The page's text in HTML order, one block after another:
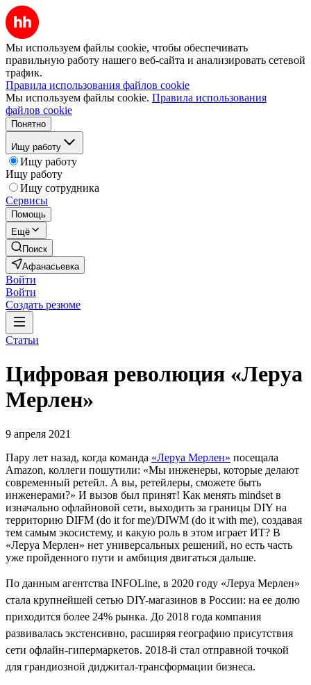
Мы используем файлы cookie, чтобы обеспечивать
правильную работу нашего веб-сайта и анализировать сетевой
трафик.
Правила использования файлов cookie
Мы используем файлы cookie. Правила использования
файлов cookie
Понятно
Ищу работу
Ищу работу
Ищу работу
Ищу сотрудника
Сервисы
Помощь
Ещё
Поиск
Афанасьевка
Войти
Войти
Создать резюме
Статьи
Цифровая революция «Леруа
Мерлен»
9 апреля 2021
Пару лет назад, когда команда «Леруа Мерлен» посещала
Amazon, коллеги пошутили: «Мы инженеры, которые делают
современный ретейл. А вы, ретейлеры, сможете быть
инженерами?» И вызов был принят! Как менять mindset в
изначально офлайновой сети, выходить за границы DIY на
территорию DIFM (do it for me)/DIWM (do it with me), создавая
тем самым экосистему, и какую роль в этом играет ИТ? В
«Леруа Мерлен» нет универсальных решений, но есть часть
уже пройденного пути и амбиция двигаться дальше.
По данным агентства INFOLine, в 2020 году «Леруа Мерлен»
стала крупнейшей сетью DIY-магазинов в России: на ее долю
приходится более 24% рынка. До 2018 года компания
развивалась экстенсивно, расширяя географию присутствия
сети офлайн-гипермаркетов. 2018-й стал отправной точкой
для грандиозной диджитал-трансформации бизнеса.